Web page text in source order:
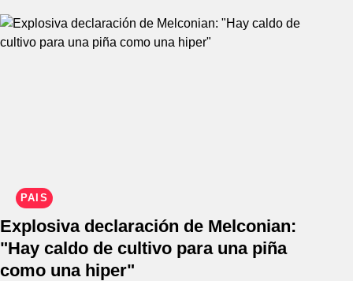
PAÍS
Explosiva declaración de Melconian:
"Hay caldo de cultivo para una piña
como una hiper"